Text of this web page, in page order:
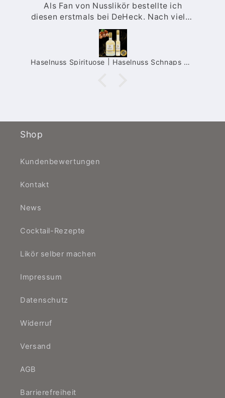
Als Fan von Nusslikör bestellte ich
diesen erstmals bei DeHeck. Nach vielen
Proben anderer Sorten von
verschiedenen Anbietern stellte ich fest,
dass manche zu intensiv nach Nuss
schmecken, manche nur Nussbrände Haselnuss Spirituose | Haselnuss Schnaps mit intensivem Nuss-Geschmack | 35%
Shop
Kundenbewertungen
Kontakt
News
Cocktail-Rezepte
Likör selber machen
Impressum
Datenschutz
Widerruf
Versand
AGB
Barrierefreiheit